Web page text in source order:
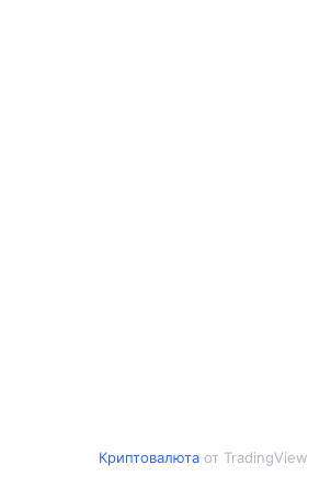
Криптовалютаот TradingView